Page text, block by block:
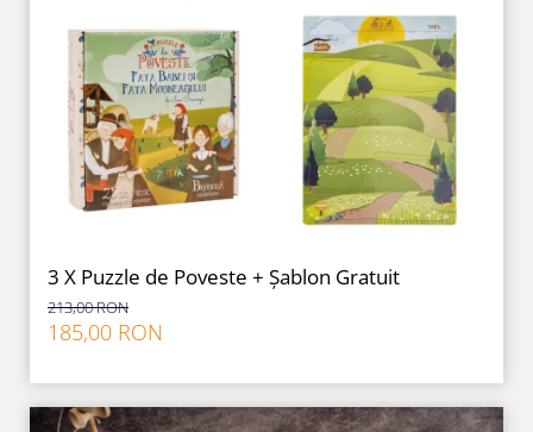
3 X Puzzle de Poveste + Șablon Gratuit
213,00 RON
185,00 RON